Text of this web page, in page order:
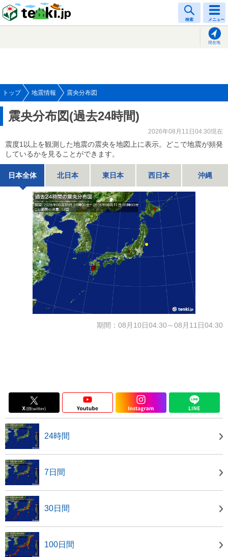
検索 メニュー
現在地
トップ 地震情報 震央分布図
震央分布図(過去24時間)
2026年08月11日04:30現在
震度1以上を観測した地震の震央を地図上に表示。どこで地震が頻発
しているかを見ることができます。
日本全体 北日本 東日本 西日本 沖縄
期間：08月10日04:30～08月11日04:30
24時間
7日間
30日間
100日間